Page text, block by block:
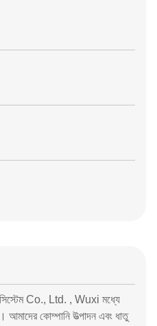
Co., Ltd. , Wuxi মধ্যে
কোম্পানি উত্পাদন এবং ধাতু